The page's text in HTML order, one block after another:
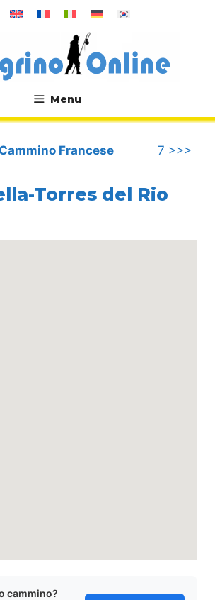
Menu
Cammino Francese 7 >>>
Torres del Rio
cammino?